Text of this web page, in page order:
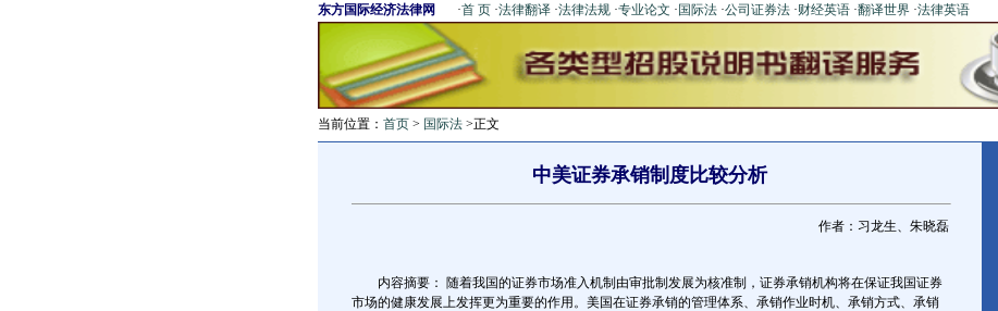
东方国际经济法律网 ·首 页 ·法律翻译 ·法律法规 ·专业论文 · 国际法 ·公司证券法 ·财经英语 ·翻译世界 ·法律英语
当前位置： 首页 > 国际法 >正文
中美证券承销制度比较分析
作者：习龙生、朱晓磊
内容摘要： 随着我国的证券市场准入机制由审批制发展为核准制，证券承销机构将在保证我国证券
市场的健康发展上发挥更为重要的作用。美国在证券承销的管理体系、承销作业时机、承销方式、承销